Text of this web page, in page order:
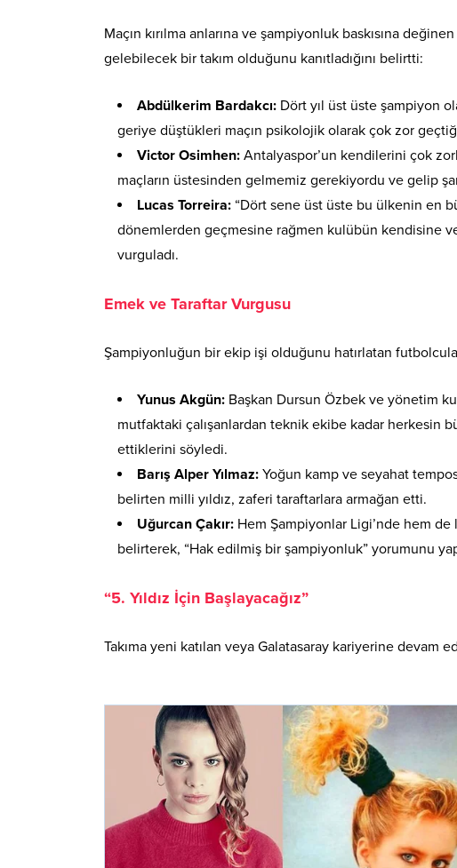
Maçın kırılma anlarına ve şampiyonluk baskısına
gelebilecek bir takım olduğunu kanıtladığını belirtti:
Abdülkerim Bardakcı: Dört yıl üst üste şampiyon
geriye düştükleri maçın psikolojik olarak çok zor
Victor Osimhen: Antalyaspor’un kendilerini çok
maçların üstesinden gelmemiz gerekiyordu ve gelip
Lucas Torreira: “Dört sene üst üste bu ülkenin en
dönemlerden geçmesine rağmen kulübün kendisine
vurguladı.
Emek ve Taraftar Vurgusu
Şampiyonluğun bir ekip işi olduğunu hatırlatan
Yunus Akgün: Başkan Dursun Özbek ve yönetim
mutfaktaki çalışanlardan teknik ekibe kadar herkesin
ettiklerini söyledi.
Barış Alper Yılmaz: Yoğun kamp ve seyahat
belirten milli yıldız, zaferi taraftarlara armağan etti.
Uğurcan Çakır: Hem Şampiyonlar Ligi’nde hem de
belirterek, “Hak edilmiş bir şampiyonluk” yorumunu
“5. Yıldız İçin Başlayacağız”
Takıma yeni katılan veya Galatasaray kariyerine